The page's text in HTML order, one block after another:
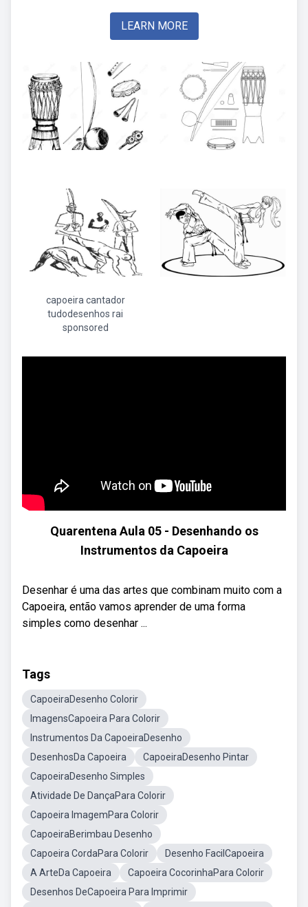
LEARN MORE
capoeira cantador
tudodesenhos rai
sponsored
Quarentena Aula 05 - Desenhando os
Instrumentos da Capoeira
Desenhar é uma das artes que combinam muito com a
Capoeira, então vamos aprender de uma forma
simples como desenhar ...
Tags
CapoeiraDesenho Colorir
ImagensCapoeira Para Colorir
Instrumentos Da CapoeiraDesenho
DesenhosDa Capoeira
CapoeiraDesenho Pintar
CapoeiraDesenho Simples
Atividade De DançaPara Colorir
Capoeira ImagemPara Colorir
CapoeiraBerimbau Desenho
Capoeira CordaPara Colorir
Desenho FacilCapoeira
A ArteDa Capoeira
Capoeira CocorinhaPara Colorir
Desenhos DeCapoeira Para Imprimir